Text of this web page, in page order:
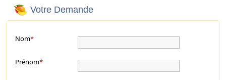
Votre Demande
Nom*
Prénom*